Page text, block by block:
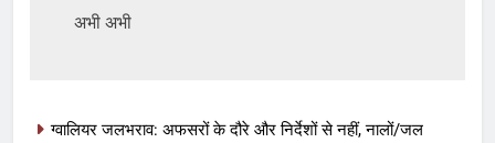
अभी अभी
ग्वालियर जलभराव: अफसरों के दौरे और निर्देशों से नहीं, नालों/जल